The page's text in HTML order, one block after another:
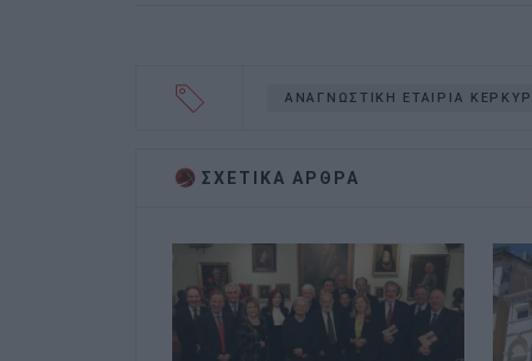
ΑΝΑΓΝΩΣΤΙΚΗ ΕΤΑΙΡΙΑ
ΣΧΕΤΙΚA AΡΘΡΑ